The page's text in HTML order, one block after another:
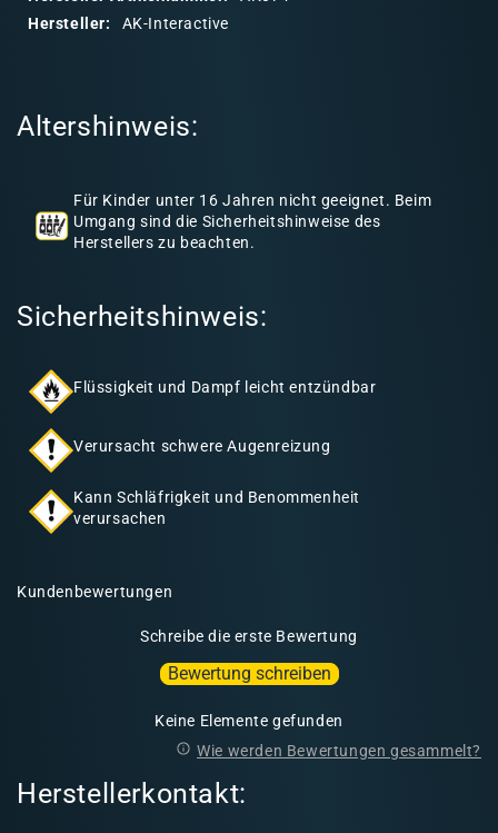
n
Hersteller:
AK-Interactive
Altershinweis:
Für Kinder unter 16 Jahren nicht geeignet. Beim
Umgang sind die Sicherheitshinweise des
Herstellers zu beachten.
Sicherheitshinweis:
Flüssigkeit und Dampf leicht entzündbar
Verursacht schwere Augenreizung
Kann Schläfrigkeit und Benommenheit
verursachen
Kundenbewertungen
Schreibe die erste Bewertung
Bewertung schreiben
Keine Elemente gefunden
Wie werden Bewertungen gesammelt?
Herstellerkontakt: